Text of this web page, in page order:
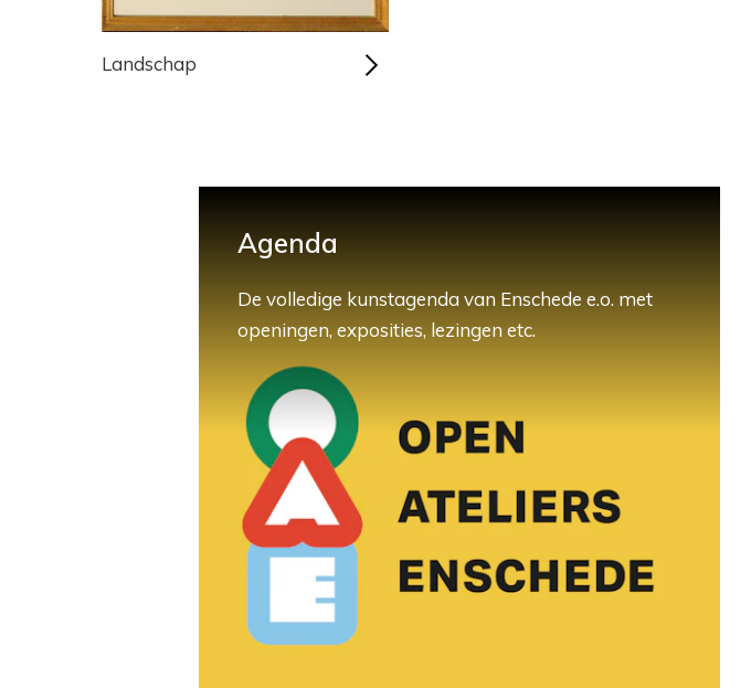
Landschap
Agenda
De volledige kunstagenda van Enschede e.o. met
openingen, exposities, lezingen etc.